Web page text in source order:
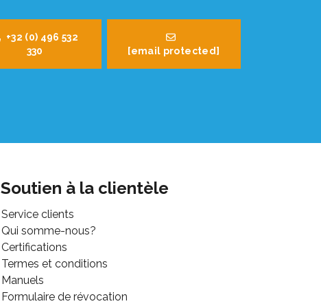
+32 (0) 496 532
330
[email protected]
Soutien à la clientèle
Service clients
Qui somme-nous?
Certifications
Termes et conditions
Manuels
Formulaire de révocation